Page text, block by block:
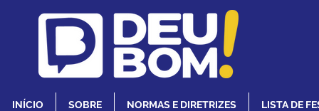
INÍCIO SOBRE NORMAS E DIRETRIZES LISTA DE